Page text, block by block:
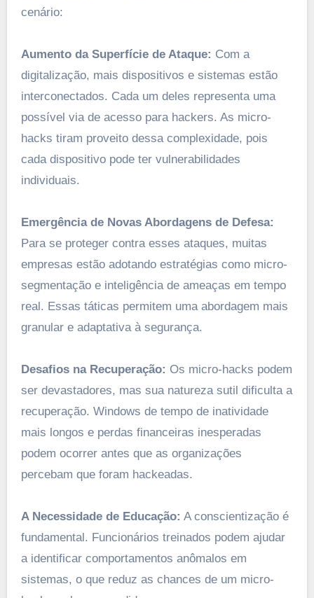
cenário:
Aumento da Superfície de Ataque: Com a
digitalização, mais dispositivos e sistemas estão
interconectados. Cada um deles representa uma
possível via de acesso para hackers. As micro-
hacks tiram proveito dessa complexidade, pois
cada dispositivo pode ter vulnerabilidades
individuais.
Emergência de Novas Abordagens de Defesa:
Para se proteger contra esses ataques, muitas
empresas estão adotando estratégias como micro-
segmentação e inteligência de ameaças em tempo
real. Essas táticas permitem uma abordagem mais
granular e adaptativa à segurança.
Desafios na Recuperação: Os micro-hacks podem
ser devastadores, mas sua natureza sutil dificulta a
recuperação. Windows de tempo de inatividade
mais longos e perdas financeiras inesperadas
podem ocorrer antes que as organizações
percebam que foram hackeadas.
A Necessidade de Educação: A conscientização é
fundamental. Funcionários treinados podem ajudar
a identificar comportamentos anômalos em
sistemas, o que reduz as chances de um micro-